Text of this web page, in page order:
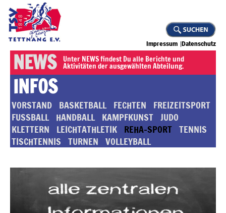
Impressum Datenschutz
NEWS Unter NEWS findest Du alle Berichte und
Aktivitäten der ausgewählten Abteilung.
INFOS
VORSTAND BASKETBALL FECHTEN
FREIZEITSPORT
FUSSBALL HANDBALL KAMPFKUNST JUDO
KLETTERN
LEICHTATHLETIK REHA-SPORT TENNIS
TISCHTENNIS TURNEN VOLLEYBALL